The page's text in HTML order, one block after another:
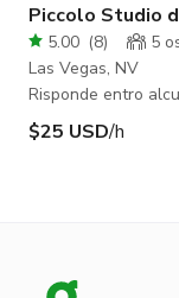
Piccolo Studio
Danza/Studio
- Stanza Estrella
5.00 (8) 5
Las Vegas, NV
Risponde entro
$25 USD/h